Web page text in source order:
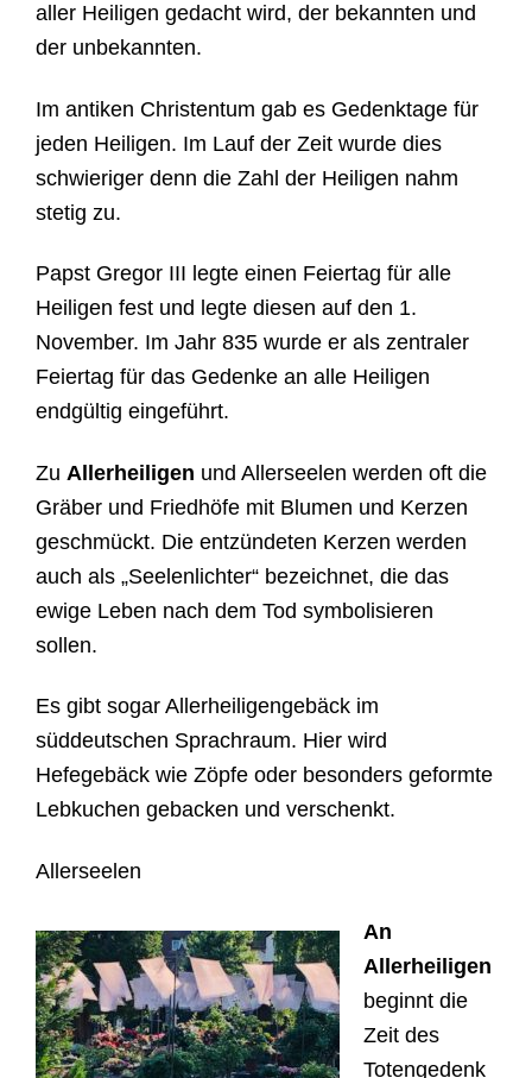
aller Heiligen gedacht wird, der bekannten und
der unbekannten.
Im antiken Christentum gab es Gedenktage für
jeden Heiligen. Im Lauf der Zeit wurde dies
schwieriger denn die Zahl der Heiligen nahm
stetig zu.
Papst Gregor III legte einen Feiertag für alle
Heiligen fest und legte diesen auf den 1.
November. Im Jahr 835 wurde er als zentraler
Feiertag für das Gedenke an alle Heiligen
endgültig eingeführt.
Zu Allerheiligen und Allerseelen werden oft die
Gräber und Friedhöfe mit Blumen und Kerzen
geschmückt. Die entzündeten Kerzen werden
auch als „Seelenlichter“ bezeichnet, die das
ewige Leben nach dem Tod symbolisieren
sollen.
Es gibt sogar Allerheiligengebäck im
süddeutschen Sprachraum. Hier wird
Hefegebäck wie Zöpfe oder besonders geformte
Lebkuchen gebacken und verschenkt.
Allerseelen
An
Allerheiligen
beginnt die
Zeit des
Totengedenk